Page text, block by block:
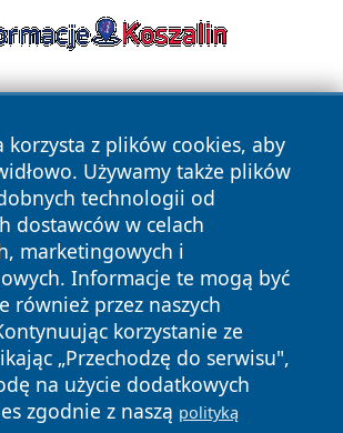
korzysta z plików cookies, aby
Używamy także plików
technologii od
dostawców w celach
marketingowych i
Informacje te mogą być
również przez naszych
korzystanie ze
„Przechodzę do serwisu",
na użycie dodatkowych
zgodnie z naszą polityką
Wszystkie prawa
Polityka
Prywatności
Polityka
Cookies